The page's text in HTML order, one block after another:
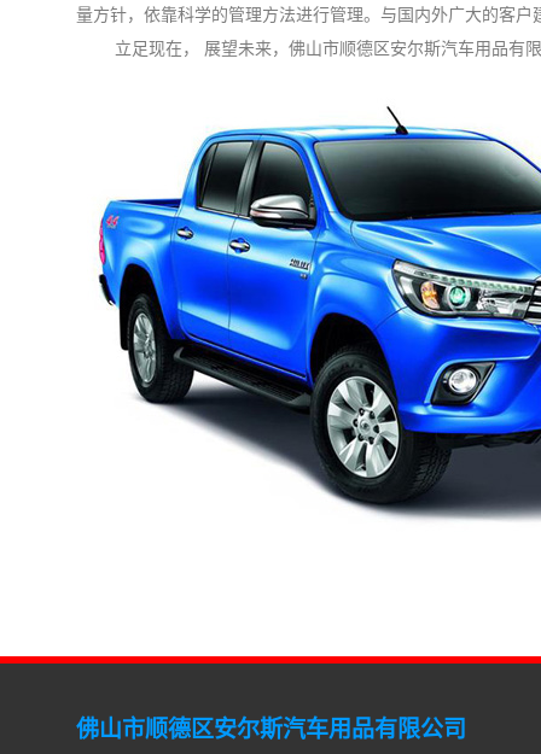
量方针，依靠科学的管理方法进行管理。与国内外广大的客
立足现在， 展望未来，佛山市顺德区安尔斯汽车用品有
佛山市顺德区安尔斯汽车用品有限公司